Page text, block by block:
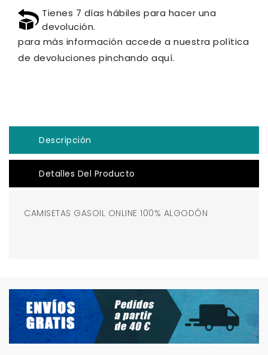
Tienes 7 días hábiles para hacer una
devolución.
para más información accede a nuestra política
de devoluciones pinchando aquí.
Descripción
Detalles Del Producto
CAMISETAS GASOIL ONLINE 100% ALGODÓN